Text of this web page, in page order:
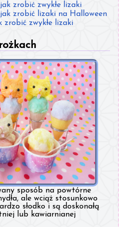
zrobić zwykłe lizaki
zrobić lizaki na Halloween
zrobić zwykłe lizaki
sposób na powtórne
ale wciąż stosunkowo
słodko i są doskonałą
lub kawiarnianej